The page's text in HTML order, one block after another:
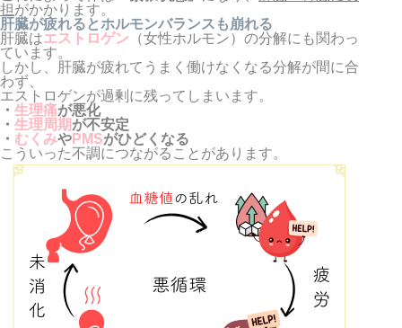
担がかかります。
肝臓が疲れるとホルモンバランスも崩れる
肝臓はエストロゲン （女性ホルモン）の分解にも関わっ
ています。
しかし、肝臓が疲れてうまく働けなくなる分解が間に合
わず、
エストロゲンが過剰に残ってしまいます。
・ 生理痛が悪化
・ 生理周期が不安定
・ むくみやPMSがひどくなる
こういった不調につながることがあります。